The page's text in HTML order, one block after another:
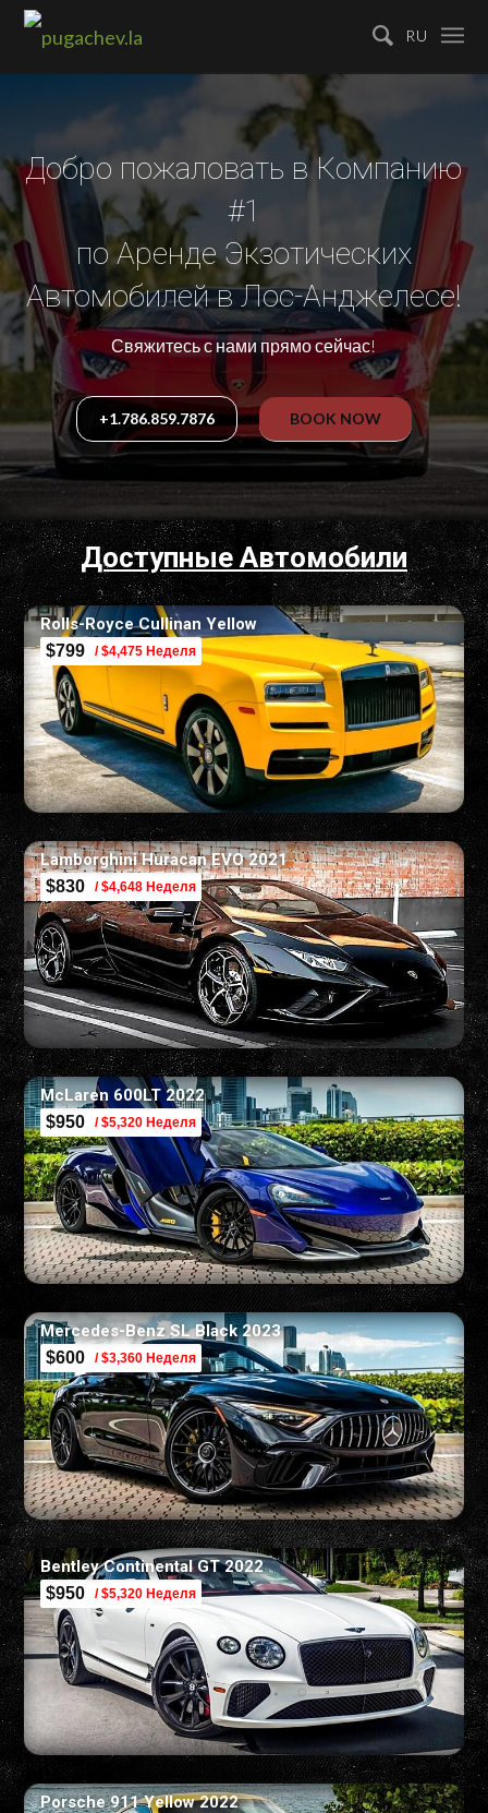
Добро пожаловать в Компанию
#1
по Аренде Экзотических
Автомобилей в Лос-Анджелесе!
Свяжитесь с нами прямо сейчас!
+1.786.859.7876 BOOK NOW
Доступные Автомобили
Rolls-Royce Cullinan Yellow
$799 / $4,475 Неделя
Lamborghini Huracan EVO 2021
$830 / $4,648 Неделя
McLaren 600LT 2022
$950 / $5,320 Неделя
Mercedes-Benz SL Black 2023
$600 / $3,360 Неделя
Bentley Continental GT 2022
$950 / $5,320 Неделя
Porsche 911 Yellow 2022
RU